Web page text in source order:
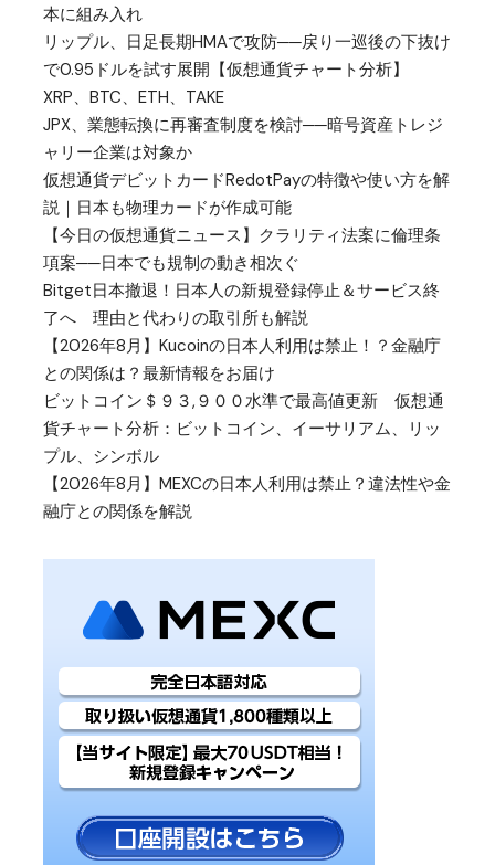
本に組み入れ
リップル、日足長期HMAで攻防──戻り一巡後の下抜け
で0.95ドルを試す展開【仮想通貨チャート分析】
XRP、BTC、ETH、TAKE
JPX、業態転換に再審査制度を検討──暗号資産トレジ
ャリー企業は対象か
仮想通貨デビットカードRedotPayの特徴や使い方を解
説｜日本も物理カードが作成可能
【今日の仮想通貨ニュース】クラリティ法案に倫理条
項案──日本でも規制の動き相次ぐ
Bitget日本撤退！日本人の新規登録停止＆サービス終
了へ 理由と代わりの取引所も解説
【2026年8月】Kucoinの日本人利用は禁止！？金融庁
との関係は？最新情報をお届け
ビットコイン＄９３,９００水準で最高値更新 仮想通
貨チャート分析：ビットコイン、イーサリアム、リッ
プル、シンボル
【2026年8月】MEXCの日本人利用は禁止？違法性や金
融庁との関係を解説